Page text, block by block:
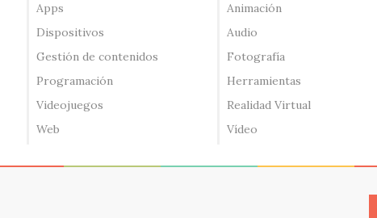
Apps
Dispositivos
Gestión de contenidos
Programación
Videojuegos
Web
Animación
Audio
Fotografía
Herramientas
Realidad Virtual
Vídeo